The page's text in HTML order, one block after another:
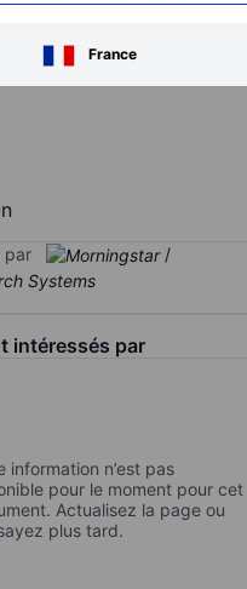
France
investies dans
décentralisées, la
et la mobilité hydrogène.
par /
intéressés par
information n’est pas
pour le moment pour cet
Actualisez la page ou
plus tard.